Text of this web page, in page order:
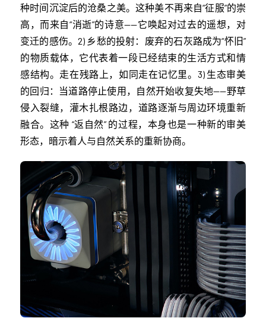
种时间沉淀后的沧桑之美。这种美不再来自“征服”的崇
高，而来自“消逝”的诗意——它唤起对过去的遥想，对
变迁的感伤。2) 乡愁的投射：废弃的石灰路成为“怀旧”
的物质载体，它代表着一段已经结束的生活方式和情
感结构。走在残路上，如同走在记忆里。3) 生态审美
的回归：当道路停止使用，自然开始收复失地——野草
侵入裂缝，灌木扎根路边，道路逐渐与周边环境重新
融合。这种 “返自然” 的过程，本身也是一种新的审美
形态，暗示着人与自然关系的重新协商。